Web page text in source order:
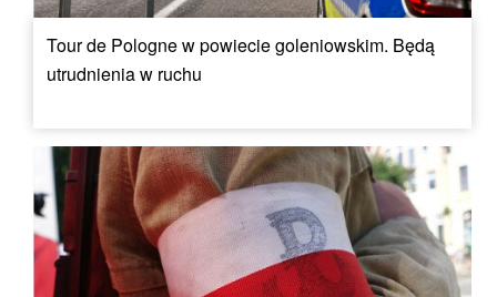
Tour de Pologne w powiecie goleniowskim. Będą
utrudnienia w ruchu